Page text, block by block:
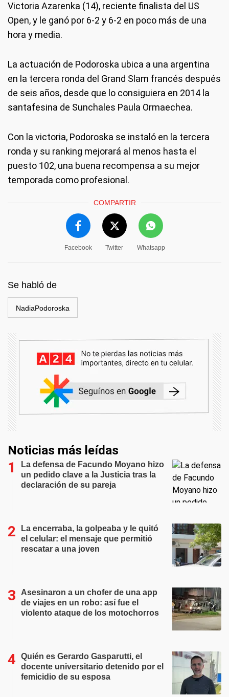
Victoria Azarenka (14), reciente finalista del US
Open, y le ganó por 6-2 y 6-2 en poco más de una
hora y media.
La actuación de Podoroska ubica a una argentina
en la tercera ronda del Grand Slam francés después
de seis años, desde que lo consiguiera en 2014 la
santafesina de Sunchales Paula Ormaechea.
Con la victoria, Podoroska se instaló en la tercera
ronda y su ranking mejorará al menos hasta el
puesto 102, una buena recompensa a su mejor
temporada como profesional.
COMPARTIR
Facebook Twitter Whatsapp
Se habló de
NadiaPodoroska
Noticias más leídas
La defensa de Facundo Moyano hizo
un pedido clave a la Justicia tras la
declaración de su pareja
La encerraba, la golpeaba y le quitó
el celular: el mensaje que permitió
rescatar a una joven
Asesinaron a un chofer de una app
de viajes en un robo: así fue el
violento ataque de los motochorros
Quién es Gerardo Gasparutti, el
docente universitario detenido por el
femicidio de su esposa